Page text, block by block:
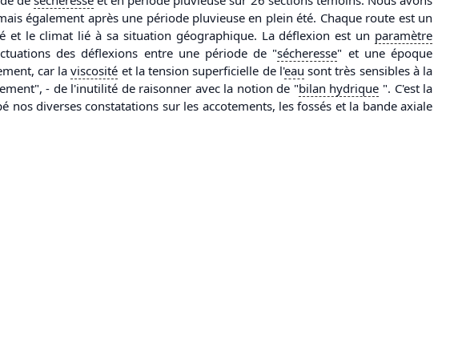
également après une période pluvieuse en plein été. Chaque route est un
le climat lié à sa situation géographique. La déflexion est un paramètre
des déflexions entre une période de "sécheresse" et une époque
car laviscosité et la tension superficielle de l'eau sont très sensibles à la
- de l'inutilité de raisonner avec la notion de "bilan hydrique ". C'est la
diverses constatations sur les accotements, les fossés et la bande axiale